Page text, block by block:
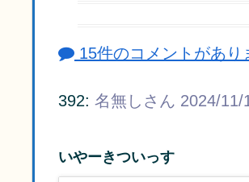
15件のコメントがあり
392: 名無しさん 2024/11/
いやーきついっす